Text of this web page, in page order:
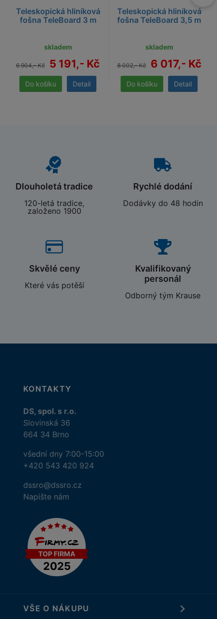
Teleskopická hliníková
fošna TeleBoard 3 m
skladem
6 904,- Kč 5 191,- Kč
Detail
Teleskopická hliníková
fošna TeleBoard 3,5 m
skladem
8 002,- Kč 6 017,- Kč
Detail
Dlouholetá tradice
120-letá tradice,
založeno 1900
Rychlé dodání
Dodávky do 48 hodin
Skvělé ceny
Které vás potěší
Kvalifikovaný
personál
Odborný tým Krause
KONTAKTY
DS, spol. s r.o.
Slovinská 36
664 34 Brno
všední dny 7:00-15:00
+420 543 420 924
dssro@dssro.cz
Napište nám
VŠE O NÁKUPU